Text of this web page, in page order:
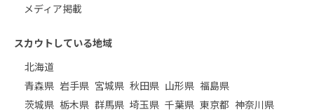
メディア掲載
スカウトしている地域
北海道
青森県 岩手県 宮城県 秋田県 山形県 福島県
茨城県 栃木県 群馬県 埼玉県 千葉県 東京都 神奈川県